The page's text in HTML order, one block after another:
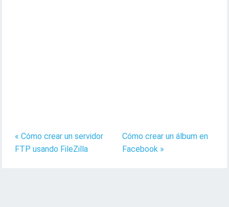
« Cómo crear un servidor
FTP usando FileZilla
Cómo crear un álbum en
Facebook »